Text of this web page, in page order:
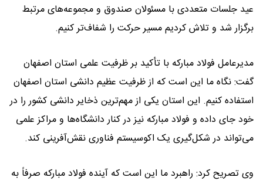
عید جلسات متعددی با مسئولان صندوق و مجموعه‌های مرتبط
برگزار شد و تلاش کردیم مسیر حرکت را شفاف‌تر کنیم.
مدیرعامل فولاد مبارکه با تأکید بر ظرفیت علمی استان اصفهان
گفت: نگاه ما این است که از ظرفیت عظیم دانشی استان اصفهان
استفاده کنیم. این استان یکی از مهم‌ترین ذخایر دانشی کشور را در
خود جای داده و فولاد مبارکه نیز در کنار دانشگاه‌ها و مراکز علمی
می‌تواند در شکل‌گیری یک اکوسیستم فناوری نقش‌آفرینی کند.
وی تصریح کرد: راهبرد ما این است که آینده فولاد مبارکه صرفاً به